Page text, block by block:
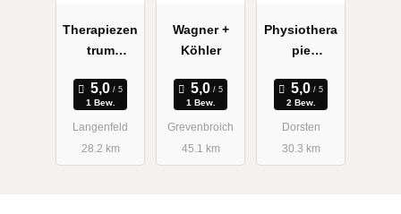
Therapiezen
trum
Göddertz
1 Bew.
Langenfeld
28.2 km
Wagner +
Köhler
1 Bew.
Grevenbroich
45.1 km
Physiothera
pie
2 Bew.
Dorsten
30.3 km